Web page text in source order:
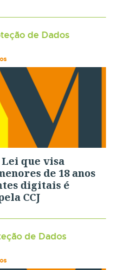
de Dados
que visa
de 18 anos
digitais é
CCJ
de Dados